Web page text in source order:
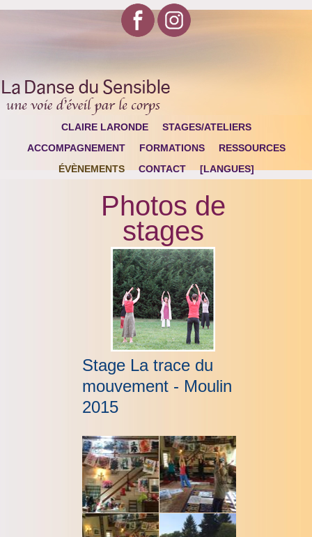
CLAIRE LARONDE
STAGES/ATELIERS
ACCOMPAGNEMENT
FORMATIONS
RESSOURCES
ÉVÈNEMENTS
CONTACT [LANGUES]
Photos de
stages
Stage La trace du
mouvement - Moulin
2015